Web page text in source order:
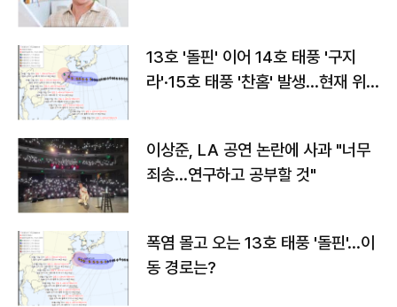
13호 '돌핀' 이어 14호 태풍 '구지
라'·15호 태풍 '찬홈' 발생…현재 위
이상준, LA 공연 논란에 사과 "너무
죄송…연구하고 공부할 것"
폭염 몰고 오는 13호 태풍 '돌핀'…이
동 경로는?